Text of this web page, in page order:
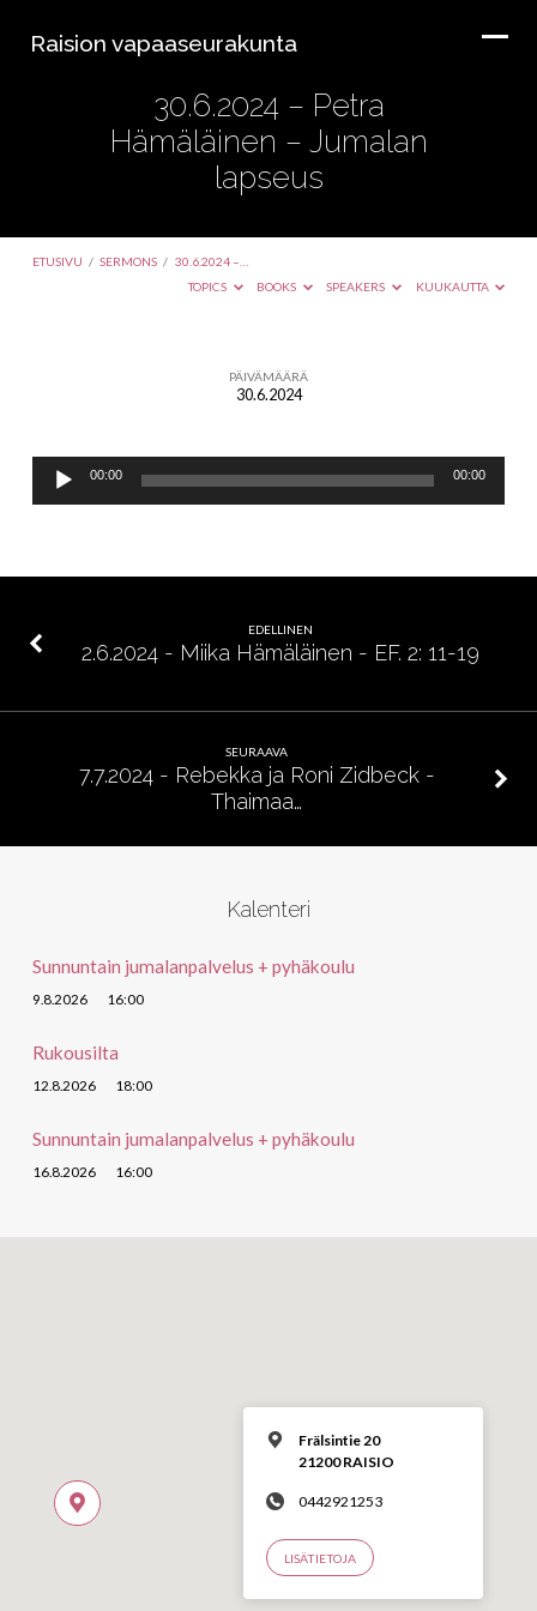
Raision vapaaseurakunta
30.6.2024 – Petra
Hämäläinen – Jumalan
lapseus
ETUSIVU / SERMONS / 30.6.2024 –…
TOPICS
BOOKS SPEAKERS KUUKAUTTA
Petra
Hämäläinen
Jumalan
PÄIVÄMÄÄRÄ
30.6.2024
Äänitoistin
00:00 00:00
EDELLINEN
2.6.2024 - Miika Hämäläinen - EF. 2: 11-19
SEURAAVA
7.7.2024 - Rebekka ja Roni Zidbeck -
Thaimaa…
Kalenteri
Sunnuntain jumalanpalvelus + pyhäkoulu
9.8.2026 16:00
Rukousilta
12.8.2026 18:00
Sunnuntain jumalanpalvelus + pyhäkoulu
16.8.2026 16:00
Frälsintie 20
21200 RAISIO
0442921253
LISÄTIETOJA